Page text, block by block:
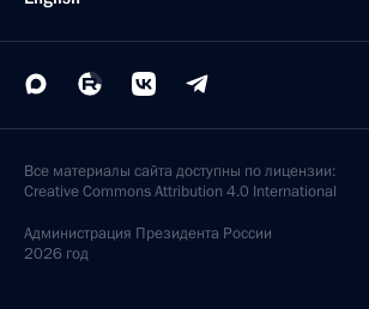
Все материалы сайта доступны по лицензии:
Creative Commons Attribution 4.0 International
Администрация Президента России
2026 год